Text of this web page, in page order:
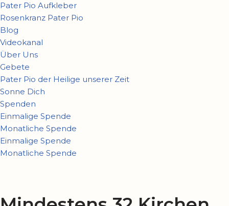
Pater Pio Aufkleber
Rosenkranz Pater Pio
Blog
Videokanal
Über Uns
Gebete
Pater Pio der Heilige unserer Zeit
Sonne Dich
Spenden
Einmalige Spende
Monatliche Spende
Einmalige Spende
Monatliche Spende